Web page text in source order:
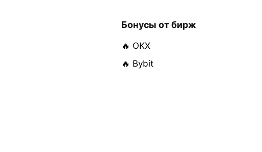
Бонусы от бирж
🔥 OKX
🔥 Bybit